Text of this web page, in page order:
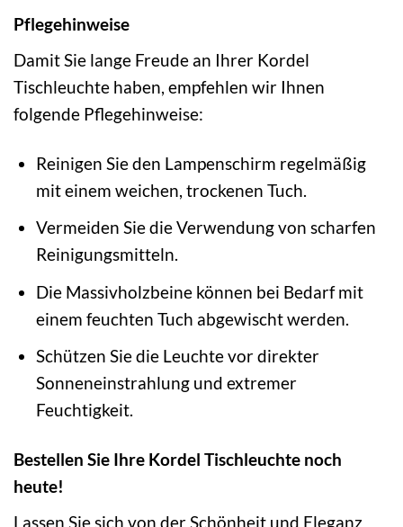
Pflegehinweise
Damit Sie lange Freude an Ihrer Kordel
Tischleuchte haben, empfehlen wir Ihnen
folgende Pflegehinweise:
Reinigen Sie den Lampenschirm regelmäßig
mit einem weichen, trockenen Tuch.
Vermeiden Sie die Verwendung von scharfen
Reinigungsmitteln.
Die Massivholzbeine können bei Bedarf mit
einem feuchten Tuch abgewischt werden.
Schützen Sie die Leuchte vor direkter
Sonneneinstrahlung und extremer
Feuchtigkeit.
Bestellen Sie Ihre Kordel Tischleuchte noch
heute!
Lassen Sie sich von der Schönheit und Eleganz